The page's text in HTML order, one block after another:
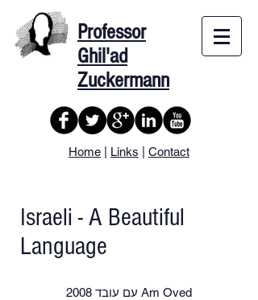
Professor
Ghil'ad
Zuckermann
Home Links Contact
עם עובד ‏2008 Am Oved
Israeli - A Beautiful
Language